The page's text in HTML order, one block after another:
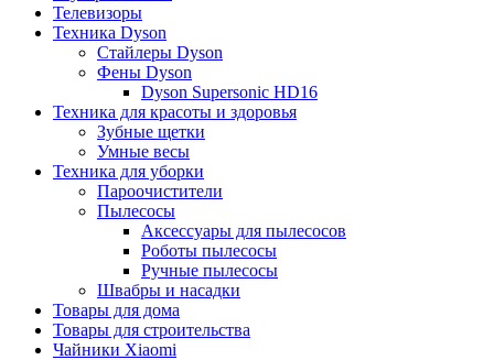
Телевизоры
Техника Dyson
Стайлеры Dyson
Фены Dyson
Dyson Supersonic HD16
Техника для красоты и здоровья
Зубные щетки
Умные весы
Техника для уборки
Пароочистители
Пылесосы
Аксессуары для пылесосов
Роботы пылесосы
Ручные пылесосы
Швабры и насадки
Товары для дома
Товары для строительства
Чайники Xiaomi